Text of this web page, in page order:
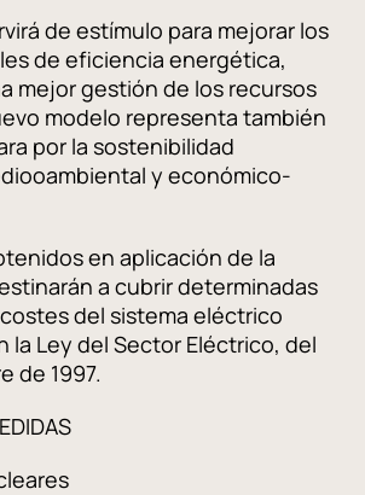
de estímulo para mejorar los
de eficiencia energética,
mejor gestión de los recursos
modelo representa también
por la sostenibilidad
y económico-
en aplicación de la
a cubrir determinadas
del sistema eléctrico
la Ley del Sector Eléctrico, del
de 1997.